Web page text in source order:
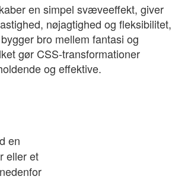
en simpel svæveeffekt, giver
nøjagtighed og fleksibilitet,
bro mellem fantasi og
gør CSS-transformationer
og effektive.
en
eller et